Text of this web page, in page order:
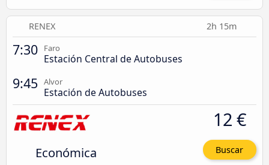
RENEX 2h 15m
7:30 Faro
Estación Central de Autobuses
9:45 Alvor
Estación de Autobuses
Económica
12 €
Buscar